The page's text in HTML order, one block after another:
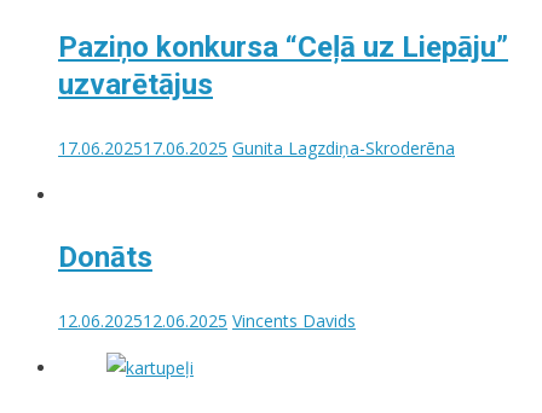
Paziņo konkursa “Ceļā uz Liepāju”
uzvarētājus
17.06.202517.06.2025 Gunita Lagzdiņa-Skroderēna
Donāts
12.06.202512.06.2025 Vincents Davids